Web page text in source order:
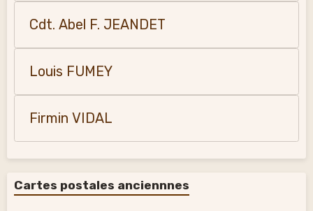
Cdt. Abel F. JEANDET
Louis FUMEY
Firmin VIDAL
Cartes postales anciennnes